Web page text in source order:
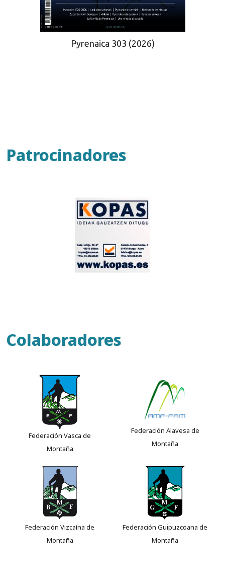
Pyrenaica 303 (2026)
Patrocinadores
Colaboradores
Federación Vasca de
Montaña
Federación Alavesa de
Montaña
Federación Vizcaína de
Montaña
Federación Guipuzcoana de
Montaña